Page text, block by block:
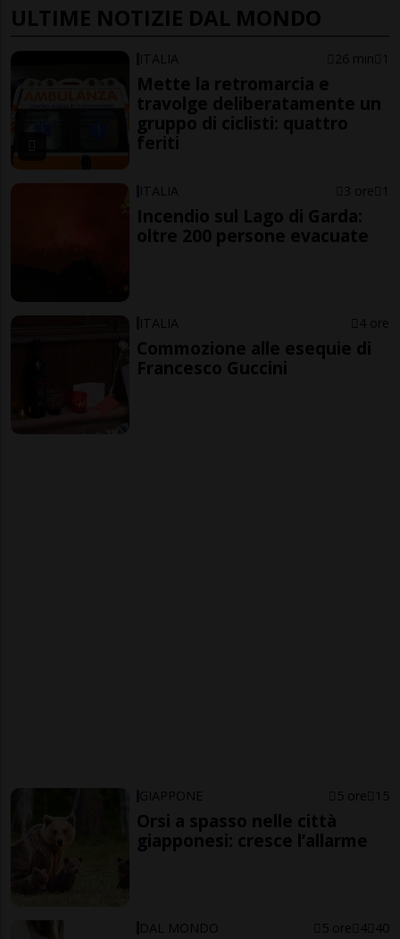
ULTIME NOTIZIE DAL MONDO
ITALIA 26 min 1
Mette la retromarcia e
travolge deliberatamente un
gruppo di ciclisti: quattro
feriti
ITALIA 3 ore 1
Incendio sul Lago di Garda:
oltre 200 persone evacuate
ITALIA 4 ore
Commozione alle esequie di
Francesco Guccini
GIAPPONE 5 ore 15
Orsi a spasso nelle città
giapponesi: cresce l’allarme
DAL MONDO 5 ore 4 40